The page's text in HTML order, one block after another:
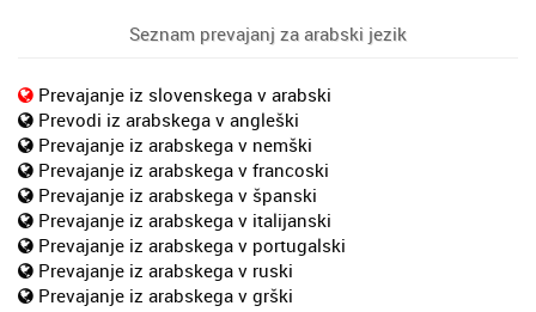
Seznam prevajanj za arabski jezik
Prevajanje iz slovenskega v arabski
Prevodi iz arabskega v angleški
Prevajanje iz arabskega v nemški
Prevajanje iz arabskega v francoski
Prevajanje iz arabskega v španski
Prevajanje iz arabskega v italijanski
Prevajanje iz arabskega v portugalski
Prevajanje iz arabskega v ruski
Prevajanje iz arabskega v grški